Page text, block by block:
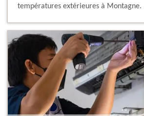
températures extérieures à Montagne.